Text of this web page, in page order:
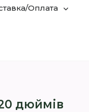
Оплата
дюймів